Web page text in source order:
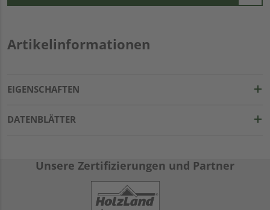
Artikelinformationen
EIGENSCHAFTEN
DATENBLÄTTER
Unsere Zertifizierungen und Partner